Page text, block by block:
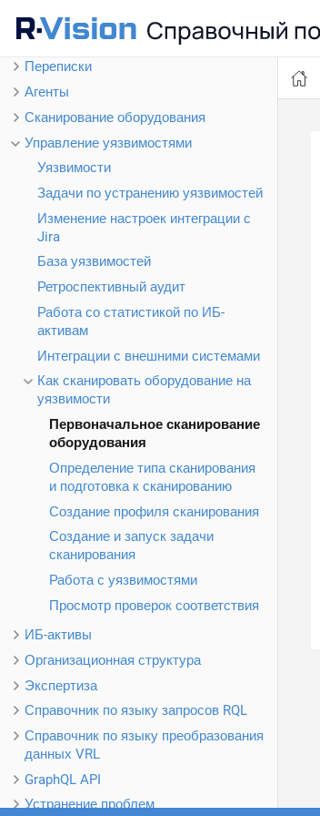
Аналитика
Ресурсы
Переписки
Агенты
Сканирование оборудования
Управление уязвимостями
Уязвимости
Задачи по устранению уязвимостей
Изменение настроек интеграции с
Jira
База уязвимостей
Ретроспективный аудит
Работа со статистикой по ИБ-
активам
Интеграции с внешними системами
Как сканировать оборудование на
уязвимости
Первоначальное сканирование
оборудования
Определение типа сканирования
и подготовка к сканированию
Создание профиля сканирования
Создание и запуск задачи
сканирования
Работа с уязвимостями
Просмотр проверок соответствия
ИБ-активы
Организационная структура
Экспертиза
Справочник по языку запросов RQL
Справочник по языку преобразования
данных VRL
GraphQL API
Устранение проблем